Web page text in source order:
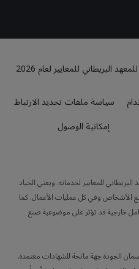
للمعايير لعام 2026
سياسة ملفات تحديد الارتباط
إمكانية الوصول
للمعايير لخدماته. ويعني الحياد
وفي كل عمليات الأعمال. كما
خارجية قد تؤثر على موضوعية صنع
الجودة جهة مانحة للشهادات معتمدة،